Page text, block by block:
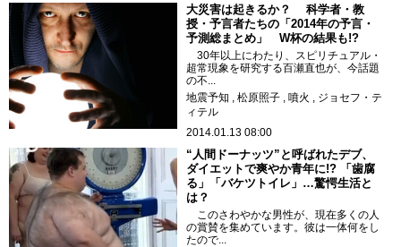
大災害は起きるか？ 科学者・教
授・予言者たちの「2014年の予言・
予測総まとめ」 W杯の結果も!?
30年以上にわたり、スピリチュアル・
超常現象を研究する百瀬直也が、今話題
の不...
地震予知
松原照子 噴火
ジョセフ・テ
ィテル
2014.01.13 08:00
“人間ドーナッツ”と呼ばれたデブ、
ダイエットで爽やか青年に!? 「歯腐
る」「バケツトイレ」…驚愕生活と
は？
このさわやかな男性が、現在多くの人
の賞賛を集めています。彼は一体何をし
たので...